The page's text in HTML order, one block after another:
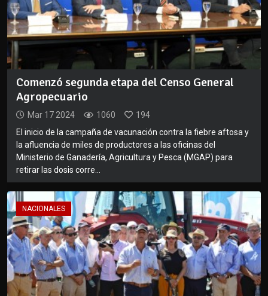
Comenzó segunda etapa del Censo General
Agropecuario
Mar 17 2024 1060
194
El inicio de la campaña de vacunación contra la fiebre aftosa y
la afluencia de miles de productores a las oficinas del
Ministerio de Ganadería, Agricultura y Pesca (MGAP) para
retirar las dosis corre...
NACIONALES